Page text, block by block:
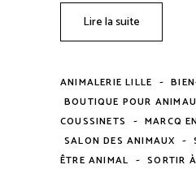
Lire la suite
ANIMALERIE LILLE -
BOUTIQUE POUR
COUSSINETS - MARCQ
SALON DES ANIMAUX -
ÊTRE ANIMAL - SORTIR